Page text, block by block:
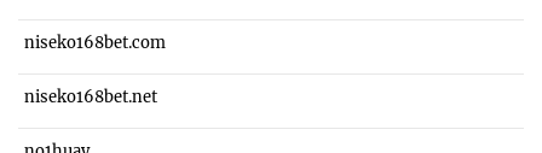
niseko168bet.com
niseko168bet.net